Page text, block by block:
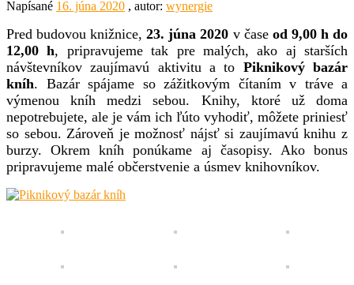
Napísané 16. júna 2020 , autor: wynergie
Pred budovou knižnice,23. júna 2020 v čase od 9,00 h do
12,00 h, pripravujeme tak pre malých, ako aj starších
návštevníkov zaujímavú aktivitu a to Piknikový bazár
kníh. Bazár spájame so zážitkovým čítaním v tráve a
výmenou kníh medzi sebou. Knihy, ktoré už doma
nepotrebujete, ale je vám ich ľúto vyhodiť, môžete priniesť
so sebou. Zároveň je možnosť nájsť si zaujímavú knihu z
burzy. Okrem kníh ponúkame aj časopisy. Ako bonus
pripravujeme malé občerstvenie a úsmev knihovníkov.